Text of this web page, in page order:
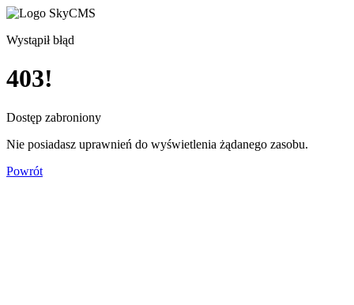
Wystąpił błąd
403!
Dostęp zabroniony
Nie posiadasz uprawnień do wyświetlenia żądanego zasobu.
Powrót